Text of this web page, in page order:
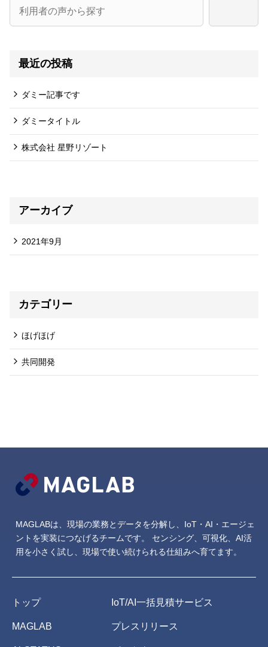
索:
最近の投稿
ダミー記事です
ダミータイトル
株式会社 星野リゾート
アーカイブ
2021年9月
カテゴリー
ほげほげ
共同開発
MAGLABは、現場の業務とデータを分解し、IoT・AI・エージェ
ントを実装につなげるチームです。
センシング、可視化、AI活
用を小さく試し、現場で使い続けられる仕組みへ育てます。
トップ IoT/AI一括見積サービス
MAGLAB プレスリリース